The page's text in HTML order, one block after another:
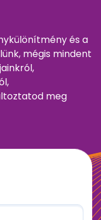
és a
mégis mindent
meg